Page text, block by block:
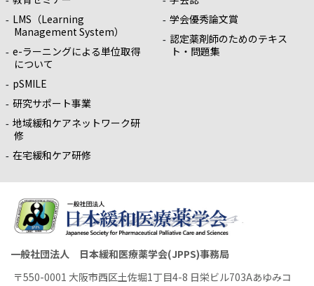
LMS（Learning
Management System）
e-ラーニングによる単位取得
について
pSMILE
研究サポート事業
地域緩和ケアネットワーク研
修
在宅緩和ケア研修
学会優秀論文賞
認定薬剤師のためのテキス
ト・問題集
一般社団法人 日本緩和医療薬学会(JPPS)事務局
〒550-0001 大阪市西区土佐堀1丁目4-8 日栄ビル703Aあゆみコ